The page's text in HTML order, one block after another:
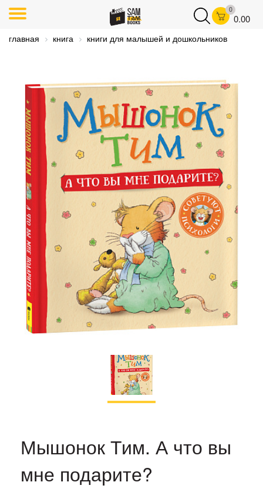
0
0.00
главная книга книги для малышей и дошкольников
Мышонок Тим. А что вы
мне подарите?